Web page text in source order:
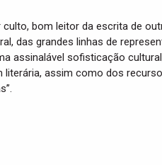
bom leitor da escrita de
das grandes linhas de
assinalável sofisticação
literária, assim como dos